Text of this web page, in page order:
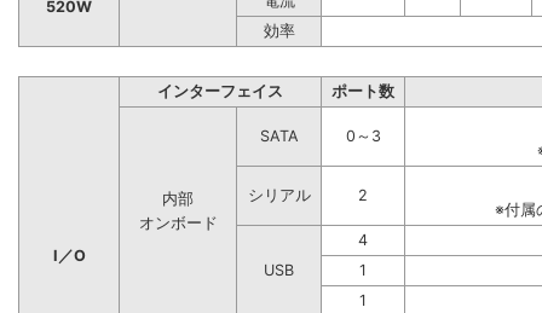
520W
効率
I／O
インターフェイス ポート数
内部
オンボード
SATA
0～3
シリアル
2
※付属
USB
4
1
1